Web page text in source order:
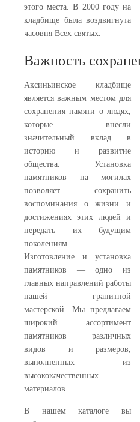
этого места. В 2000 году на
кладбище была воздвигнута
часовня Всех святых.
Важность
Аксиньинское кладбище
является важным местом для
сохранения памяти о людях,
которые внесли
значительный вклад в
историю и развитие
общества. Установка
памятников на могилах
позволяет сохранить
воспоминания о жизни и
достижениях этих людей и
передать их будущим
поколениям.
Изготовление и установка
памятников — одно из
главных направлений работы
нашей гранитной
мастерской. Мы предлагаем
широкий ассортимент
памятников различных
видов и размеров,
выполненных из
высококачественных
материалов.
В нашем каталоге вы